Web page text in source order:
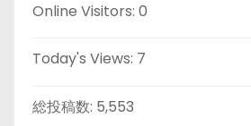
Online Visitors: 0
Today's Views: 7
総投稿数: 5,553